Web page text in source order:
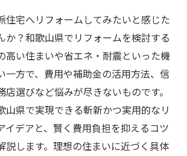
住宅へリフォームしてみたいと感じた
か？和歌山県でリフォームを検討する
高い住まいや省エネ・耐震といった機
一方で、費用や補助金の活用方法、信
選びなど悩みが尽きないものです。
山県で実現できる斬新かつ実用的なリ
イデアと、賢く費用負担を抑えるコツ
説します。理想の住まいに近づく具体